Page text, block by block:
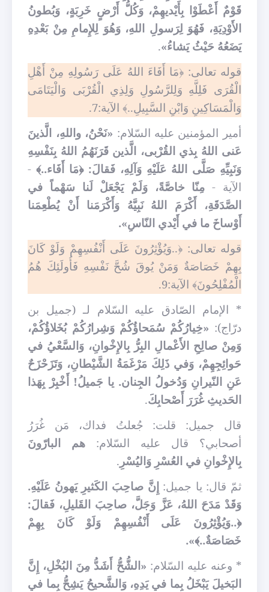
قَوْمٌ أَعْطَوْا بِأَيْديهِمْ، وَكُلُّ أَرْضٍ خَرِبَةٍ، وَبُطونُ
الأَوْدِيَةِ، فَهُوَ لِرَسولِ اللهِ، وَهُوَ لِلإِمامِ مِنْ بَعْدِهِ
يَضَعُهُ حَيْثُ يَشاءُ».
قوله تعالى: ﴿مَا أَفَاءَ اللهُ عَلَى رَسُولِهِ مِنْ أَهْلِ
الْقُرَى فَلِلَّهِ وَلِلرَّسُولِ وَلِذِي الْقُرْبَى وَالْيَتَامَى
وَالْمَسَاكِينِ وَابْنِ السَّبِيلِ..﴾ الآية:7.
أمير المؤمنين عليه السّلام: «نَحْنُ، واللهِ، الَّذينَ
عَنى اللهُ بِذي القُرْبى، الَّذين قَرَنَهُمُ اللهُ بِنَفْسِهِ
وَنَبِيِّهِ صَلَّى اللهُ عَلَيْهِ وَآلِهِ، فَقالَ: ﴿مَا أَفَاء..﴾ -
الآية - مِنّا خاصَّةً، وَلَمْ يَجْعَلْ لَنا سَهْماً في
الصَّدَقَةِ، أَكْرَمَ اللهُ نَبِيَّهُ وَأَكْرَمَنا أَنْ يُطْعِمَنا
أَوْساخَ ما في أَيْدي النّاسِ».
قوله تعالى: ﴿..وَيُؤْثِرُونَ عَلَى أَنْفُسِهِمْ وَلَوْ كَانَ
بِهِمْ خَصَاصَةٌ وَمَنْ يُوقَ شُحَّ نَفْسِهِ فَأُولَئِكَ هُمُ
الْمُفْلِحُونَ﴾ الآية:9.
* الإمام الصّادق عليه السّلام لـ (جميل بن
درّاج): «خِيارُكُمْ سُمَحاؤُكُمْ وَشِرارُكُمْ بُخَلاؤُكُمْ،
وَمِنْ صالِحِ الأَعْمالِ البِرُّ بِالإِخْوانِ، وَالسَّعْيُ في
حَوائِجِهِمْ، وَفي ذَلِكَ مَرْغَمَةُ الشَّيْطانِ، وَتَزَحْزَحٌ
عَنِ النّيرانِ وَدُخولُ الجِنان. يا جَميلُ! أَخْبِرْ بِهَذا
الحَديثِ غُرَرَ أَصْحابِكَ.
قال جميل: قلت: جُعلتُ فداك، مَن غُرَرُ
أصحابي؟ قال عليه السّلام: هم البارّونَ
بِالإِخْوانِ في العُسْرِ وَاليُسْرِ .
ثمّ قال: يا جميل:إِنَّ صاحِبَ الكَثيرِ يَهونُ عَلَيْهِ.
وَقَدْ مَدَحَ اللهُ، عَزَّ وَجَلَّ، صاحِبَ القَليلِ، فَقالَ:
﴿..وَيُؤْثِرُونَ عَلَى أَنْفُسِهِمْ وَلَوْ كَانَ بِهِمْ
خَصَاصَةٌ..﴾».
* وعنه عليه السّلام: «الشُّحُّ أَشَدُّ مِنَ البُخْلِ، إِنَّ
البَخيلَ يَبْخَلُ بِما في يَدِهِ، وَالشَّحيحُ يَشِحُّ بِما في